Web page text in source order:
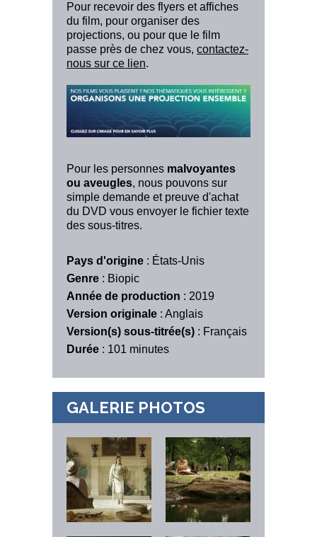
Pour recevoir des flyers et affiches
du film, pour organiser des
projections, ou pour que le film
passe près de chez vous, contactez-
nous sur ce lien.
Pour les personnes malvoyantes
ou aveugles, nous pouvons sur
simple demande et preuve d'achat
du DVD vous envoyer le fichier texte
des sous-titres.
Pays d'origine : États-Unis
Genre : Biopic
Année de production : 2019
Version originale : Anglais
Version(s) sous-titrée(s) : Français
Durée : 101 minutes
GALERIE PHOTOS